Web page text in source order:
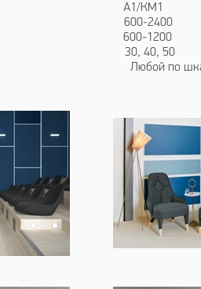
А1/КМ1
600-2400
600-1200
30, 40, 50
по шкале